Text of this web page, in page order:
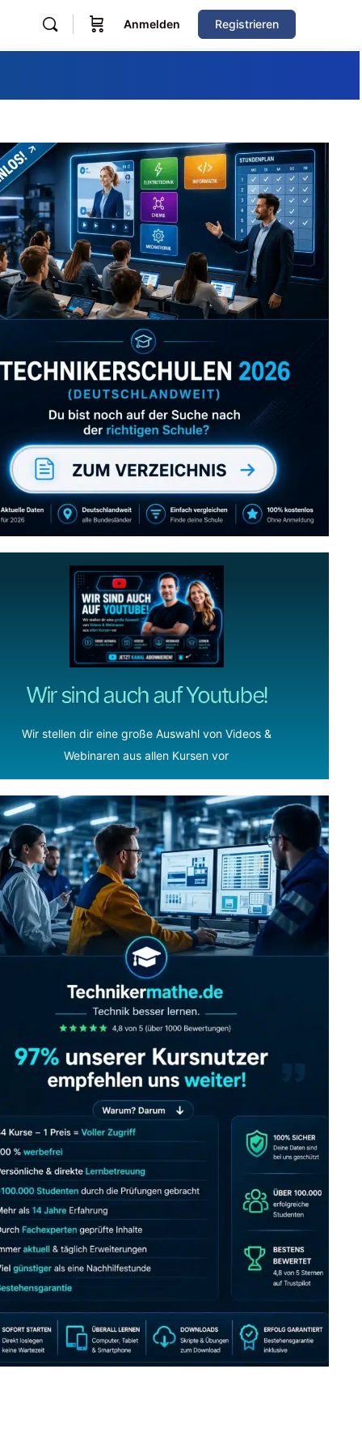
Anmelden Registrieren
Zum Verzeichnis
Wir sind auch auf Youtube!
Wir stellen dir eine große Auswahl von Videos &
Webinaren aus allen Kursen vor
Abonniere uns auch
gerne
wenn dir unsere Videos gefallen!
ZUM YOUTUBE KANAL
JETZT AB 7,40 EUR/MONAT PERFEKT LERNEN